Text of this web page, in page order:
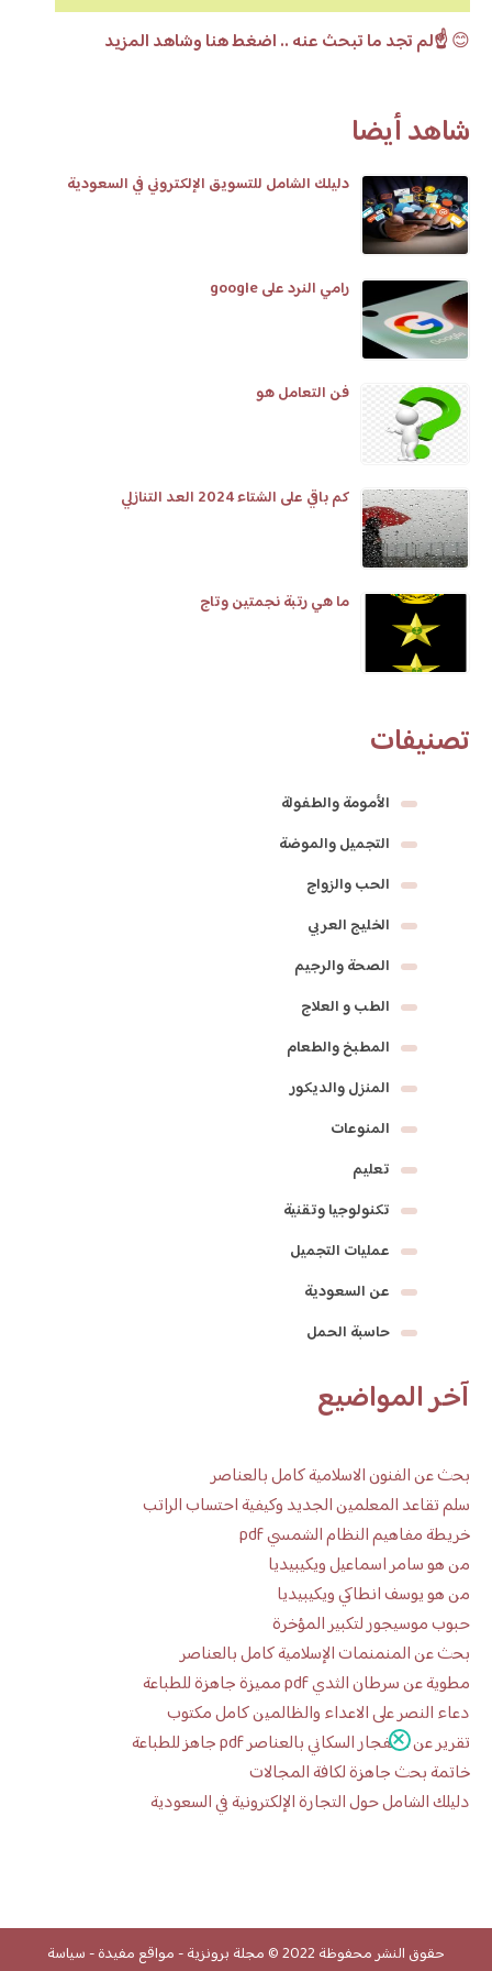
😊☝️لم تجد ما تبحث عنه .. اضغط هنا وشاهد المزيد
شاهد أيضا
دليلك الشامل للتسويق الإلكتروني في السعودية
رامي النرد على google
فن التعامل هو
كم باقي على الشتاء 2024 العد التنازلي
ما هي رتبة نجمتين وتاج
تصنيفات
الأمومة والطفولة
التجميل والموضة
الحب والزواج
الخليج العربي
الصحة والرجيم
الطب و العلاج
المطبخ والطعام
المنزل والديكور
المنوعات
تعليم
تكنولوجيا وتقنية
عمليات التجميل
عن السعودية
حاسبة الحمل
آخر المواضيع
بحث عن الفنون الاسلامية كامل بالعناصر
سلم تقاعد المعلمين الجديد وكيفية احتساب الراتب
خريطة مفاهيم النظام الشمسي pdf
من هو سامر اسماعيل ويكيبيديا
من هو يوسف انطاكي ويكيبيديا
حبوب موسيجور لتكبير المؤخرة
بحث عن المنمنمات الإسلامية كامل بالعناصر
مطوية عن سرطان الثدي pdf مميزة جاهزة للطباعة
دعاء النصر على الاعداء والظالمين كامل مكتوب
تقرير عن الانفجار السكاني بالعناصر pdf جاهز للطباعة
خاتمة بحث جاهزة لكافة المجالات
دليلك الشامل حول التجارة الإلكترونية في السعودية
حقوق النشر محفوظة 2022 © مجلة برونزية-مواقع مفيدة-سياسة